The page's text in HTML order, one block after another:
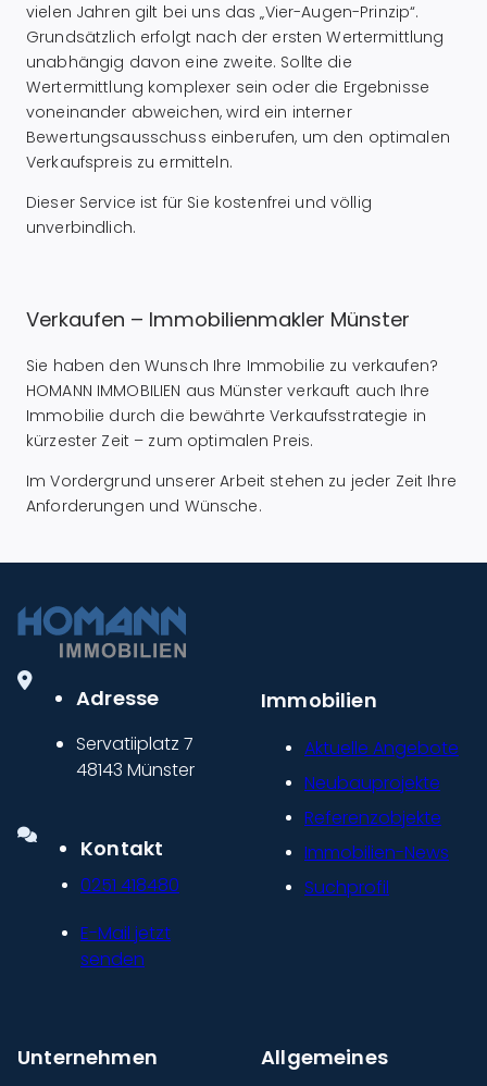
vielen Jahren gilt bei uns das „Vier-Augen-Prinzip“.
Grundsätzlich erfolgt nach der ersten Wertermittlung
unabhängig davon eine zweite. Sollte die
Wertermittlung komplexer sein oder die Ergebnisse
voneinander abweichen, wird ein interner
Bewertungsausschuss einberufen, um den optimalen
Verkaufspreis zu ermitteln.
Dieser Service ist für Sie kostenfrei und völlig
unverbindlich.
Verkaufen – Immobilienmakler Münster
Sie haben den Wunsch Ihre Immobilie zu verkaufen?
HOMANN IMMOBILIEN aus Münster verkauft auch Ihre
Immobilie durch die bewährte Verkaufsstrategie in
kürzester Zeit – zum optimalen Preis.
Im Vordergrund unserer Arbeit stehen zu jeder Zeit Ihre
Anforderungen und Wünsche.
Adresse
Servatiiplatz 7
48143 Münster
Kontakt
0251 418480
E-Mail jetzt
senden
Immobilien
Aktuelle Angebote
Neubauprojekte
Referenzobjekte
Immobilien-News
Suchprofil
Unternehmen Allgemeines